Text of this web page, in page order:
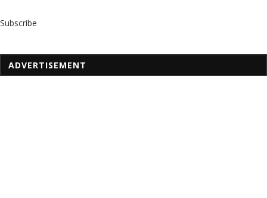
Subscribe
ADVERTISEMENT